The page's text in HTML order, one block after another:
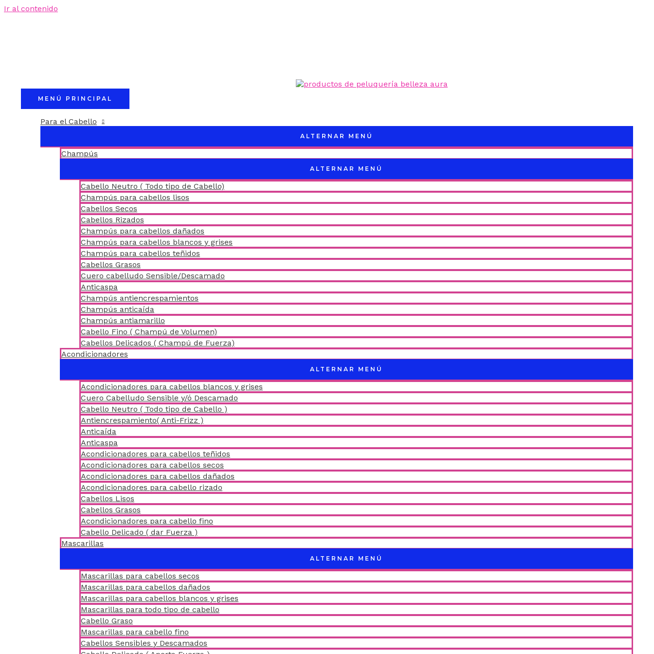
Ir al contenido
MENÚ PRINCIPAL
Para el Cabello
ALTERNAR MENÚ
Champús
ALTERNAR MENÚ
Cabello Neutro ( Todo tipo de Cabello)
Champús para cabellos lisos
Cabellos Secos
Cabellos Rizados
Champús para cabellos dañados
Champús para cabellos blancos y grises
Champús para cabellos teñidos
Cabellos Grasos
Cuero cabelludo Sensible/Descamado
Anticaspa
Champús antiencrespamientos
Champús anticaída
Champús antiamarillo
Cabello Fino ( Champú de Volumen)
Cabellos Delicados ( Champú de Fuerza)
Acondicionadores
ALTERNAR MENÚ
Acondicionadores para cabellos blancos y grises
Cuero Cabelludo Sensible y/ó Descamado
Cabello Neutro ( Todo tipo de Cabello )
Antiencrespamiento( Anti-Frizz )
Anticaída
Anticaspa
Acondicionadores para cabellos teñidos
Acondicionadores para cabellos secos
Acondicionadores para cabellos dañados
Acondicionadores para cabello rizado
Cabellos Lisos
Cabellos Grasos
Acondicionadores para cabello fino
Cabello Delicado ( dar Fuerza )
Mascarillas
ALTERNAR MENÚ
Mascarillas para cabellos secos
Mascarillas para cabellos dañados
Mascarillas para cabellos blancos y grises
Mascarillas para todo tipo de cabello
Cabello Graso
Mascarillas para cabello fino
Cabellos Sensibles y Descamados